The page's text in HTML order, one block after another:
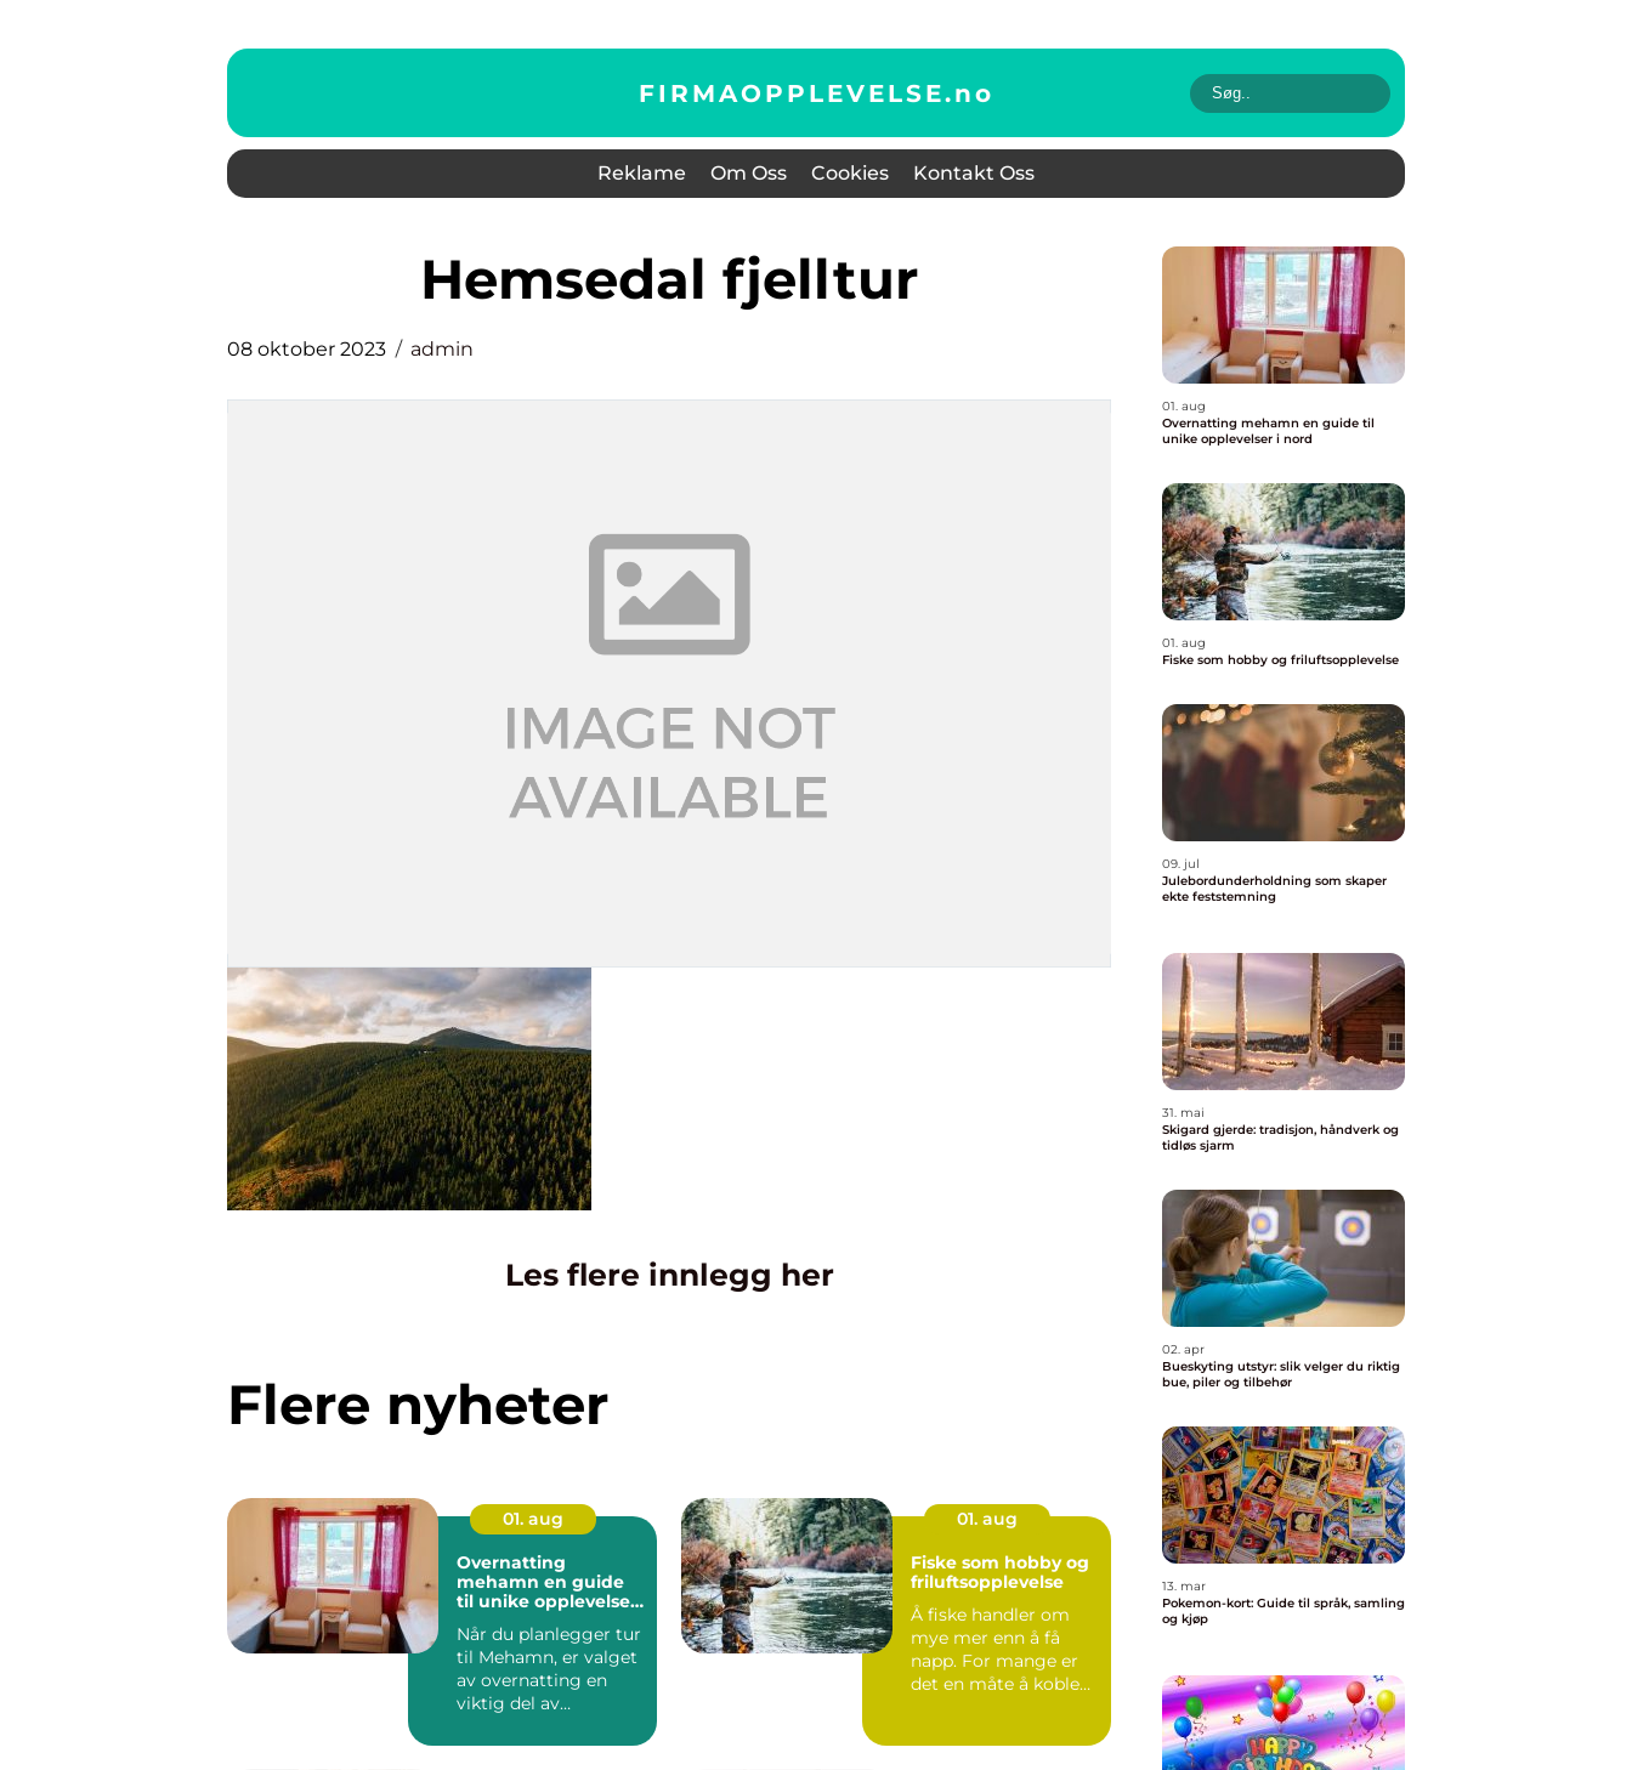
FIRMAOPPLEVELSE.no
Reklame Om Oss Cookies Kontakt Oss
hemsedal fjelltur
08 oktober 2023 admin
Les flere innlegg her
Flere nyheter
01. aug
Overnatting
mehamn en guide
til unike opplevelser
Når du planlegger tur
til Mehamn, er valget
av overnatting en
viktig del av
er e...
01. aug
Fiske som hobby og
friluftsopplevelse
Å fiske handler om
mye mer enn å få
napp. For mange er
det en måte å koble
01. aug
Overnatting mehamn en guide til
unike opplevelser i nord
01. aug
Fiske som hobby og friluftsopplevelse
09. jul
Julebordunderholdning som skaper
ekte feststemning
31. mai
Skigard gjerde: tradisjon, håndverk og
tidløs sjarm
02. apr
Bueskyting utstyr: slik velger du riktig
bue, piler og tilbehør
13. mar
Pokemon-kort: Guide til språk, samling
og kjøp